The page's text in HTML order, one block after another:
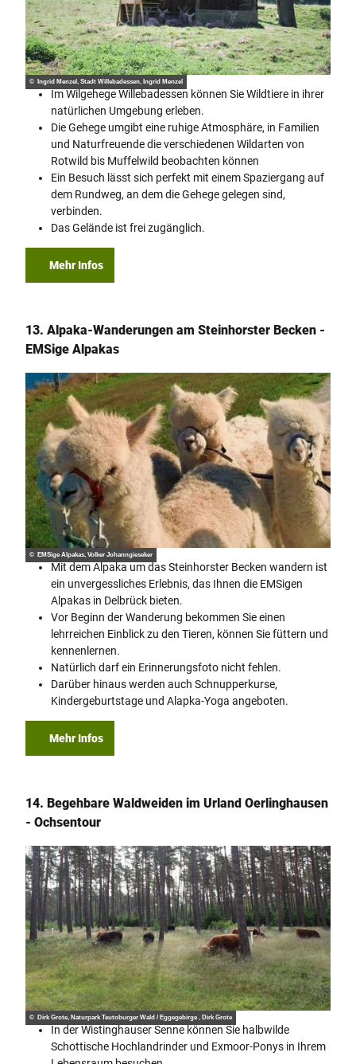
© Ingrid Menzel, Stadt Willebadessen, Ingrid Menzel
Im Wilgehege Willebadessen können Sie Wildtiere in ihrer
natürlichen Umgebung erleben.
Die Gehege umgibt eine ruhige Atmosphäre, in Familien
und Naturfreuende die verschiedenen Wildarten von
Rotwild bis Muffelwild beobachten können
Ein Besuch lässt sich perfekt mit einem Spaziergang auf
dem Rundweg, an dem die Gehege gelegen sind,
verbinden.
Das Gelände ist frei zugänglich.
Mehr Infos
13. Alpaka-Wanderungen am Steinhorster Becken -
EMSige Alpakas
© EMSige Alpakas, Volker Johanngieseker
Mit dem Alpaka um das Steinhorster Becken wandern ist
ein unvergessliches Erlebnis, das Ihnen die EMSigen
Alpakas in Delbrück bieten.
Vor Beginn der Wanderung bekommen Sie einen
lehrreichen Einblick zu den Tieren, können Sie füttern und
kennenlernen.
Natürlich darf ein Erinnerungsfoto nicht fehlen.
Darüber hinaus werden auch Schnupperkurse,
Kindergeburtstage und Alapka-Yoga angeboten.
Mehr Infos
14. Begehbare Waldweiden im Urland Oerlinghausen
- Ochsentour
© Dirk Grote, Naturpark Teutoburger Wald / Eggegebirge , Dirk Grote
In der Wistinghauser Senne können Sie halbwilde
Schottische Hochlandrinder und Exmoor-Ponys in Ihrem